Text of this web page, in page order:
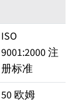
ISO
9001:2000 注
册标准
50 欧姆